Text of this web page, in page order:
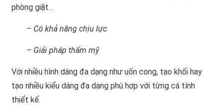
phòng giặt…
– Có khả năng chịu lực
– Giải pháp thẩm mỹ
Với nhiều hình dáng đa dạng như uốn cong, tạo khối hay
tạo nhiều kiểu dáng đa dạng phù hợp với từng cá tính
thiết kế.